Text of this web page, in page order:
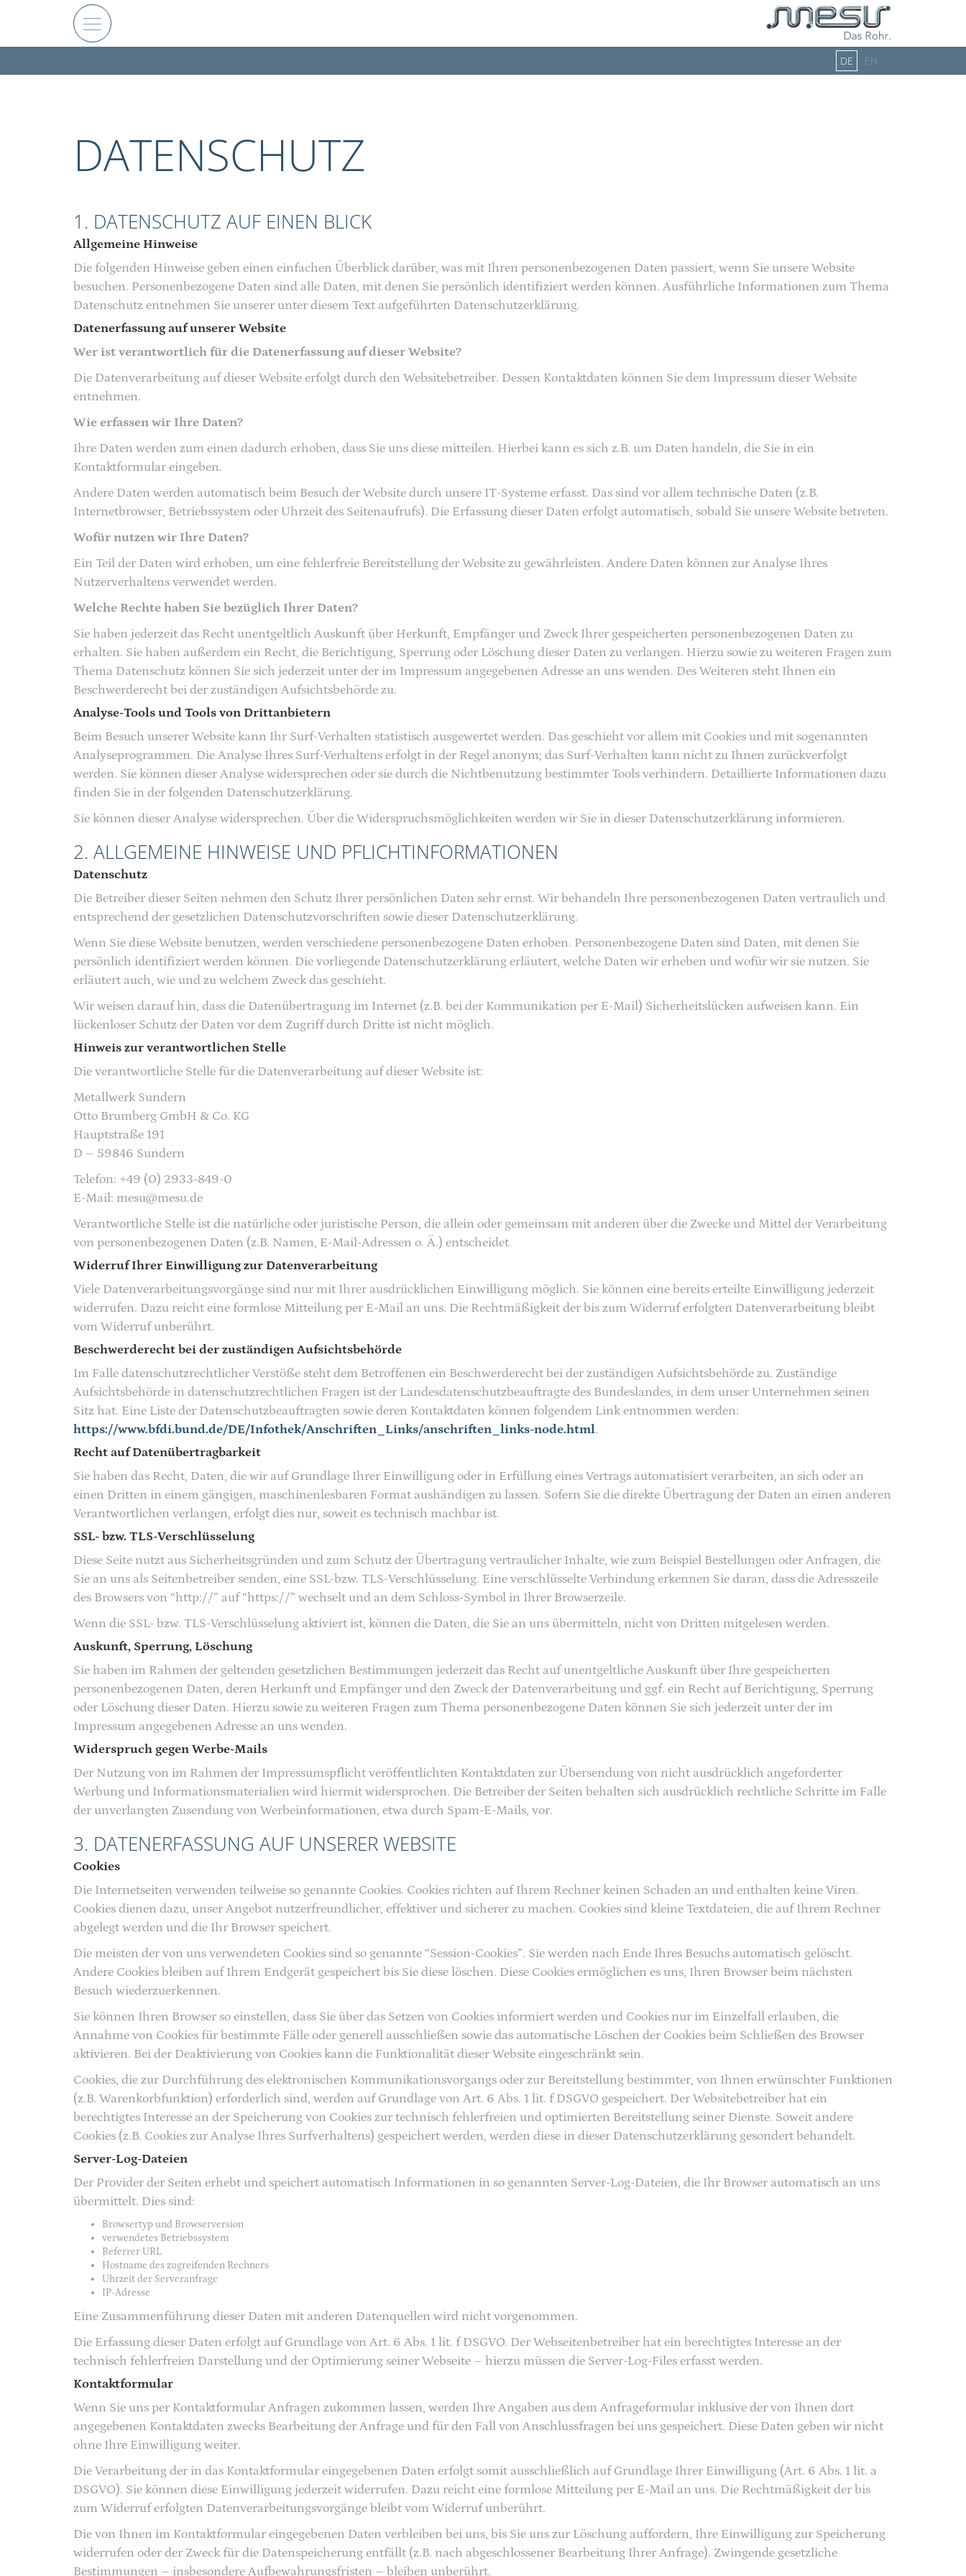
DE EN
DATENSCHUTZ
1. DATENSCHUTZ AUF EINEN BLICK
Allgemeine Hinweise
Die folgenden Hinweise geben einen einfachen Überblick darüber, was mit Ihren personenbezogenen Daten passiert, wenn Sie unsere Website
besuchen. Personenbezogene Daten sind alle Daten, mit denen Sie persönlich identifiziert werden können. Ausführliche Informationen zum Thema
Datenschutz entnehmen Sie unserer unter diesem Text aufgeführten Datenschutzerklärung.
Datenerfassung auf unserer Website
Wer ist verantwortlich für die Datenerfassung auf dieser Website?
Die Datenverarbeitung auf dieser Website erfolgt durch den Websitebetreiber. Dessen Kontaktdaten können Sie dem Impressum dieser Website
entnehmen.
Wie erfassen wir Ihre Daten?
Ihre Daten werden zum einen dadurch erhoben, dass Sie uns diese mitteilen. Hierbei kann es sich z.B. um Daten handeln, die Sie in ein
Kontaktformular eingeben.
Andere Daten werden automatisch beim Besuch der Website durch unsere IT-Systeme erfasst. Das sind vor allem technische Daten (z.B.
Internetbrowser, Betriebssystem oder Uhrzeit des Seitenaufrufs). Die Erfassung dieser Daten erfolgt automatisch, sobald Sie unsere Website betreten.
Wofür nutzen wir Ihre Daten?
Ein Teil der Daten wird erhoben, um eine fehlerfreie Bereitstellung der Website zu gewährleisten. Andere Daten können zur Analyse Ihres
Nutzerverhaltens verwendet werden.
Welche Rechte haben Sie bezüglich Ihrer Daten?
Sie haben jederzeit das Recht unentgeltlich Auskunft über Herkunft, Empfänger und Zweck Ihrer gespeicherten personenbezogenen Daten zu
erhalten. Sie haben außerdem ein Recht, die Berichtigung, Sperrung oder Löschung dieser Daten zu verlangen. Hierzu sowie zu weiteren Fragen zum
Thema Datenschutz können Sie sich jederzeit unter der im Impressum angegebenen Adresse an uns wenden. Des Weiteren steht Ihnen ein
Beschwerderecht bei der zuständigen Aufsichtsbehörde zu.
Analyse-Tools und Tools von Drittanbietern
Beim Besuch unserer Website kann Ihr Surf-Verhalten statistisch ausgewertet werden. Das geschieht vor allem mit Cookies und mit sogenannten
Analyseprogrammen. Die Analyse Ihres Surf-Verhaltens erfolgt in der Regel anonym; das Surf-Verhalten kann nicht zu Ihnen zurückverfolgt
werden. Sie können dieser Analyse widersprechen oder sie durch die Nichtbenutzung bestimmter Tools verhindern. Detaillierte Informationen dazu
finden Sie in der folgenden Datenschutzerklärung.
Sie können dieser Analyse widersprechen. Über die Widerspruchsmöglichkeiten werden wir Sie in dieser Datenschutzerklärung informieren.
2. ALLGEMEINE HINWEISE UND PFLICHTINFORMATIONEN
Datenschutz
Die Betreiber dieser Seiten nehmen den Schutz Ihrer persönlichen Daten sehr ernst. Wir behandeln Ihre personenbezogenen Daten vertraulich und
entsprechend der gesetzlichen Datenschutzvorschriften sowie dieser Datenschutzerklärung.
Wenn Sie diese Website benutzen, werden verschiedene personenbezogene Daten erhoben. Personenbezogene Daten sind Daten, mit denen Sie
persönlich identifiziert werden können. Die vorliegende Datenschutzerklärung erläutert, welche Daten wir erheben und wofür wir sie nutzen. Sie
erläutert auch, wie und zu welchem Zweck das geschieht.
Wir weisen darauf hin, dass die Datenübertragung im Internet (z.B. bei der Kommunikation per E-Mail) Sicherheitslücken aufweisen kann. Ein
lückenloser Schutz der Daten vor dem Zugriff durch Dritte ist nicht möglich.
Hinweis zur verantwortlichen Stelle
Die verantwortliche Stelle für die Datenverarbeitung auf dieser Website ist:
Metallwerk Sundern
Otto Brumberg GmbH & Co. KG
Hauptstraße 191
D – 59846 Sundern
Telefon: +49 (0) 2933-849-0
E-Mail: mesu@mesu.de
Verantwortliche Stelle ist die natürliche oder juristische Person, die allein oder gemeinsam mit anderen über die Zwecke und Mittel der Verarbeitung
von personenbezogenen Daten (z.B. Namen, E-Mail-Adressen o. Ä.) entscheidet.
Widerruf Ihrer Einwilligung zur Datenverarbeitung
Viele Datenverarbeitungsvorgänge sind nur mit Ihrer ausdrücklichen Einwilligung möglich. Sie können eine bereits erteilte Einwilligung jederzeit
widerrufen. Dazu reicht eine formlose Mitteilung per E-Mail an uns. Die Rechtmäßigkeit der bis zum Widerruf erfolgten Datenverarbeitung bleibt
vom Widerruf unberührt.
Beschwerderecht bei der zuständigen Aufsichtsbehörde
Im Falle datenschutzrechtlicher Verstöße steht dem Betroffenen ein Beschwerderecht bei der zuständigen Aufsichtsbehörde zu. Zuständige
Aufsichtsbehörde in datenschutzrechtlichen Fragen ist der Landesdatenschutzbeauftragte des Bundeslandes, in dem unser Unternehmen seinen
Sitz hat. Eine Liste der Datenschutzbeauftragten sowie deren Kontaktdaten können folgendem Link entnommen werden:
https://www.bfdi.bund.de/DE/Infothek/Anschriften_Links/anschriften_links-node.html.
Recht auf Datenübertragbarkeit
Sie haben das Recht, Daten, die wir auf Grundlage Ihrer Einwilligung oder in Erfüllung eines Vertrags automatisiert verarbeiten, an sich oder an
einen Dritten in einem gängigen, maschinenlesbaren Format aushändigen zu lassen. Sofern Sie die direkte Übertragung der Daten an einen anderen
Verantwortlichen verlangen, erfolgt dies nur, soweit es technisch machbar ist.
SSL- bzw. TLS-Verschlüsselung
Diese Seite nutzt aus Sicherheitsgründen und zum Schutz der Übertragung vertraulicher Inhalte, wie zum Beispiel Bestellungen oder Anfragen, die
Sie an uns als Seitenbetreiber senden, eine SSL-bzw. TLS-Verschlüsselung. Eine verschlüsselte Verbindung erkennen Sie daran, dass die Adresszeile
des Browsers von “http://” auf “https://” wechselt und an dem Schloss-Symbol in Ihrer Browserzeile.
Wenn die SSL- bzw. TLS-Verschlüsselung aktiviert ist, können die Daten, die Sie an uns übermitteln, nicht von Dritten mitgelesen werden.
Auskunft, Sperrung, Löschung
Sie haben im Rahmen der geltenden gesetzlichen Bestimmungen jederzeit das Recht auf unentgeltliche Auskunft über Ihre gespeicherten
personenbezogenen Daten, deren Herkunft und Empfänger und den Zweck der Datenverarbeitung und ggf. ein Recht auf Berichtigung, Sperrung
oder Löschung dieser Daten. Hierzu sowie zu weiteren Fragen zum Thema personenbezogene Daten können Sie sich jederzeit unter der im
Impressum angegebenen Adresse an uns wenden.
Widerspruch gegen Werbe-Mails
Der Nutzung von im Rahmen der Impressumspflicht veröffentlichten Kontaktdaten zur Übersendung von nicht ausdrücklich angeforderter
Werbung und Informationsmaterialien wird hiermit widersprochen. Die Betreiber der Seiten behalten sich ausdrücklich rechtliche Schritte im Falle
der unverlangten Zusendung von Werbeinformationen, etwa durch Spam-E-Mails, vor.
3. DATENERFASSUNG AUF UNSERER WEBSITE
Cookies
Die Internetseiten verwenden teilweise so genannte Cookies. Cookies richten auf Ihrem Rechner keinen Schaden an und enthalten keine Viren.
Cookies dienen dazu, unser Angebot nutzerfreundlicher, effektiver und sicherer zu machen. Cookies sind kleine Textdateien, die auf Ihrem Rechner
abgelegt werden und die Ihr Browser speichert.
Die meisten der von uns verwendeten Cookies sind so genannte “Session-Cookies”. Sie werden nach Ende Ihres Besuchs automatisch gelöscht.
Andere Cookies bleiben auf Ihrem Endgerät gespeichert bis Sie diese löschen. Diese Cookies ermöglichen es uns, Ihren Browser beim nächsten
Besuch wiederzuerkennen.
Sie können Ihren Browser so einstellen, dass Sie über das Setzen von Cookies informiert werden und Cookies nur im Einzelfall erlauben, die
Annahme von Cookies für bestimmte Fälle oder generell ausschließen sowie das automatische Löschen der Cookies beim Schließen des Browser
aktivieren. Bei der Deaktivierung von Cookies kann die Funktionalität dieser Website eingeschränkt sein.
Cookies, die zur Durchführung des elektronischen Kommunikationsvorgangs oder zur Bereitstellung bestimmter, von Ihnen erwünschter Funktionen
(z.B. Warenkorbfunktion) erforderlich sind, werden auf Grundlage von Art. 6 Abs. 1 lit. f DSGVO gespeichert. Der Websitebetreiber hat ein
berechtigtes Interesse an der Speicherung von Cookies zur technisch fehlerfreien und optimierten Bereitstellung seiner Dienste. Soweit andere
Cookies (z.B. Cookies zur Analyse Ihres Surfverhaltens) gespeichert werden, werden diese in dieser Datenschutzerklärung gesondert behandelt.
Server-Log-Dateien
Der Provider der Seiten erhebt und speichert automatisch Informationen in so genannten Server-Log-Dateien, die Ihr Browser automatisch an uns
übermittelt. Dies sind:
Browsertyp und Browserversion
verwendetes Betriebssystem
Referrer URL
Hostname des zugreifenden Rechners
Uhrzeit der Serveranfrage
IP-Adresse
Eine Zusammenführung dieser Daten mit anderen Datenquellen wird nicht vorgenommen.
Die Erfassung dieser Daten erfolgt auf Grundlage von Art. 6 Abs. 1 lit. f DSGVO. Der Webseitenbetreiber hat ein berechtigtes Interesse an der
technisch fehlerfreien Darstellung und der Optimierung seiner Webseite – hierzu müssen die Server-Log-Files erfasst werden.
Kontaktformular
Wenn Sie uns per Kontaktformular Anfragen zukommen lassen, werden Ihre Angaben aus dem Anfrageformular inklusive der von Ihnen dort
angegebenen Kontaktdaten zwecks Bearbeitung der Anfrage und für den Fall von Anschlussfragen bei uns gespeichert. Diese Daten geben wir nicht
ohne Ihre Einwilligung weiter.
Die Verarbeitung der in das Kontaktformular eingegebenen Daten erfolgt somit ausschließlich auf Grundlage Ihrer Einwilligung (Art. 6 Abs. 1 lit. a
DSGVO). Sie können diese Einwilligung jederzeit widerrufen. Dazu reicht eine formlose Mitteilung per E-Mail an uns. Die Rechtmäßigkeit der bis
zum Widerruf erfolgten Datenverarbeitungsvorgänge bleibt vom Widerruf unberührt.
Die von Ihnen im Kontaktformular eingegebenen Daten verbleiben bei uns, bis Sie uns zur Löschung auffordern, Ihre Einwilligung zur Speicherung
widerrufen oder der Zweck für die Datenspeicherung entfällt (z.B. nach abgeschlossener Bearbeitung Ihrer Anfrage). Zwingende gesetzliche
Bestimmungen – insbesondere Aufbewahrungsfristen – bleiben unberührt.